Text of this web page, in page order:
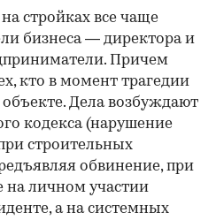
стройках все чаще
бизнеса — директора и
Причем
кто в момент трагедии
Дела возбуждают
кодекса (нарушение
строительных
обвинение, при
на личном участии
а на системных